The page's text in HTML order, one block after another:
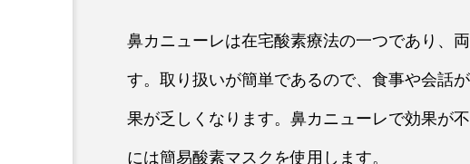
鼻カニューレは在宅酸素療法の一つであり、
す。取り扱いが簡単であるので、食事や会話
果が乏しくなります。鼻カニューレで効果が
には簡易酸素マスクを使用します。